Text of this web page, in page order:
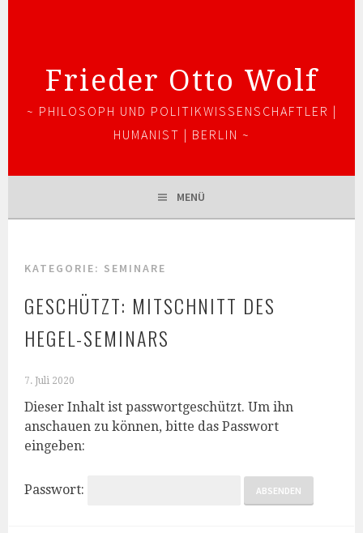
Frieder Otto Wolf
~ PHILOSOPH UND POLITIKWISSENSCHAFTLER |
HUMANIST | BERLIN ~
MENÜ
KATEGORIE: SEMINARE
GESCHÜTZT: MITSCHNITT DES
HEGEL-SEMINARS
7. Juli 2020
Dieser Inhalt ist passwortgeschützt. Um ihn
anschauen zu können, bitte das Passwort
eingeben:
Passwort: